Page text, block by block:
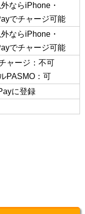
ならiPhone・
でチャージ可能
ならiPhone・
でチャージ可能
ャージ：不可
PASMO：可
に登録